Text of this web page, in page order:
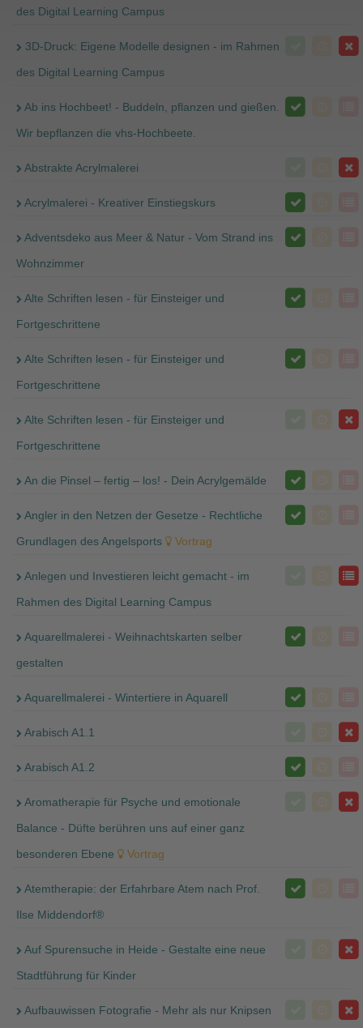
des Digital Learning Campus
3D-Druck: Eigene Modelle designen - im Rahmen
des Digital Learning Campus
Ab ins Hochbeet! - Buddeln, pflanzen und gießen.
Wir bepflanzen die vhs-Hochbeete.
Abstrakte Acrylmalerei
Acrylmalerei - Kreativer Einstiegskurs
Adventsdeko aus Meer & Natur - Vom Strand ins
Wohnzimmer
Alte Schriften lesen - für Einsteiger und
Fortgeschrittene
Alte Schriften lesen - für Einsteiger und
Fortgeschrittene
Alte Schriften lesen - für Einsteiger und
Fortgeschrittene
An die Pinsel – fertig – los! - Dein Acrylgemälde
Angler in den Netzen der Gesetze - Rechtliche
Grundlagen des Angelsports
Vortrag
Anlegen und Investieren leicht gemacht - im
Rahmen des Digital Learning Campus
Aquarellmalerei - Weihnachtskarten selber
gestalten
Aquarellmalerei - Wintertiere in Aquarell
Arabisch A1.1
Arabisch A1.2
Aromatherapie für Psyche und emotionale
Balance - Düfte berühren uns auf einer ganz
besonderen Ebene
Vortrag
Atemtherapie: der Erfahrbare Atem nach Prof.
Ilse Middendorf®
Auf Spurensuche in Heide - Gestalte eine neue
Stadtführung für Kinder
Aufbauwissen Fotografie - Mehr als nur Knipsen